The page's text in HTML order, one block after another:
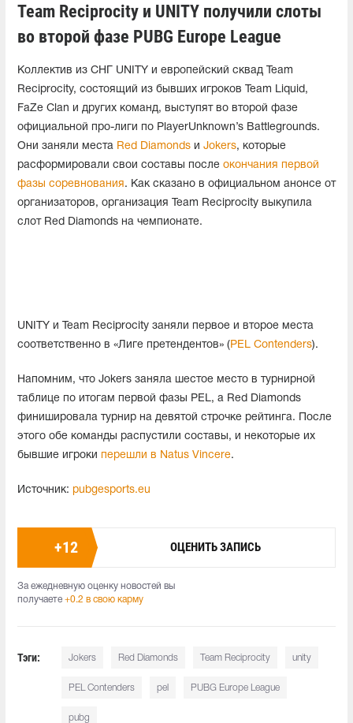
Team Reciprocity и UNITY получили слоты
во второй фазе PUBG Europe League
Коллектив из СНГ UNITY и европейский сквад Team
Reciprocity, состоящий из бывших игроков Team Liquid,
FaZe Clan и других команд, выступят во второй фазе
официальной про-лиги по PlayerUnknown’s Battlegrounds.
Они заняли места Red Diamonds и Jokers, которые
расформировали свои составы после окончания первой
фазы соревнования. Как сказано в официальном анонсе от
организаторов, организация Team Reciprocity выкупила
слот Red Diamonds на чемпионате.
UNITY и Team Reciprocity заняли первое и второе места
соответственно в «Лиге претендентов» ( PEL Contenders).
Напомним, что Jokers заняла шестое место в турнирной
таблице по итогам первой фазы PEL, а Red Diamonds
финишировала турнир на девятой строчке рейтинга. После
этого обе команды распустили составы, и некоторые их
бывшие игроки перешли в Natus Vincere.
Источник: pubgesports.eu
+12 ОЦЕНИТЬ ЗАПИСЬ
За ежедневную оценку новостей вы
получаете +0.2 в свою карму
Тэги: Jokers Red Diamonds Team Reciprocity unity
PEL Contenders pel PUBG Europe League
pubg